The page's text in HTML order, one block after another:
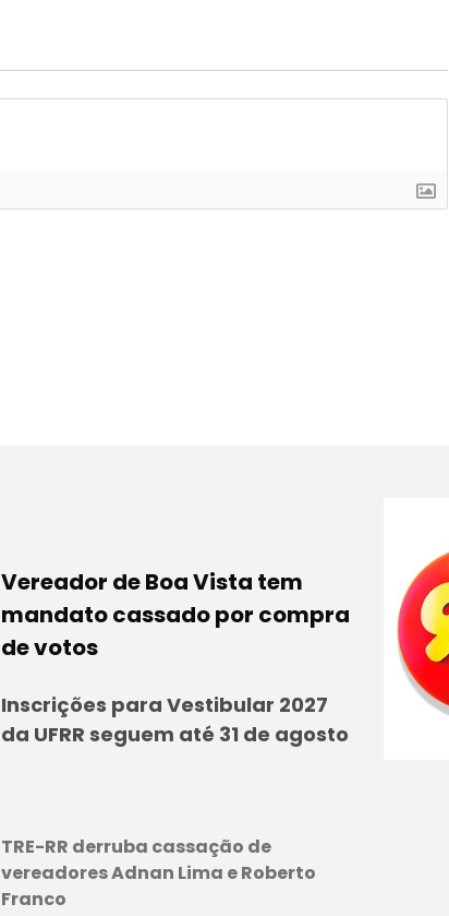
Vereador de Boa Vista tem
mandato cassado por compra
de votos
Inscrições para Vestibular 2027
da UFRR seguem até 31 de agosto
TRE-RR derruba cassação de
vereadores Adnan Lima e Roberto
Franco